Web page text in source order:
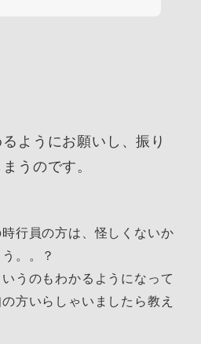
ようにお願いし、振り
うのです。
行員の方は、怪しくないか
。。？
うのもわかるようになって
方いらしゃいましたら教え